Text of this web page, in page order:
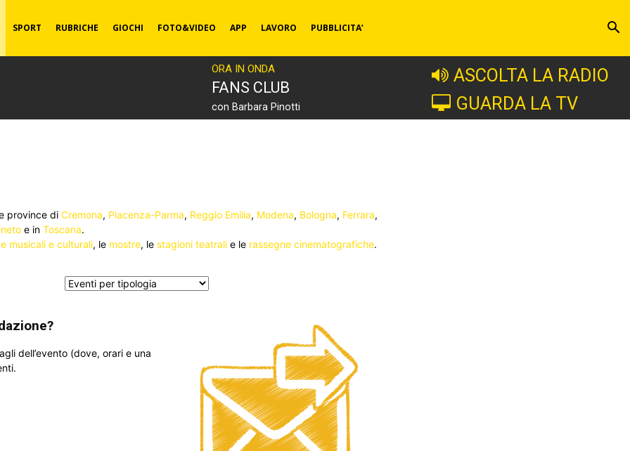
SPORT RUBRICHE GIOCHI FOTO&VIDEO APP LAVORO PUBBLICITA’
ORA IN ONDA
FANS CLUB
con Barbara Pinotti
ASCOLTA LA RADIO
GUARDA LA TV
province di Cremona, Piacenza-Parma, Reggio Emilia, Modena, Bologna, Ferrara,
e in Toscana.
musicali e culturali, le mostre, le stagioni teatrali e le rassegne cinematografiche.
dell’evento (dove, orari e una